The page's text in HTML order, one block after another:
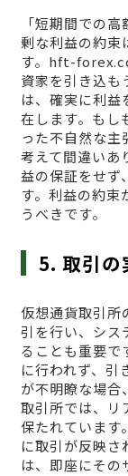
「短期間での
剰な利益の約束
す。hft-
資家を引き込も
は、確実に利
在します。もし
った不自然な
考えて間違いあ
益の保証をせず
す。利益の約束
うべきです。
5. 取引の
仮想通貨取引所
引を行い、シス
ることも重要で
に行われず、引
が不明瞭な場合
取引所では、リ
保たれていま
に取引が反映
は、即座にその